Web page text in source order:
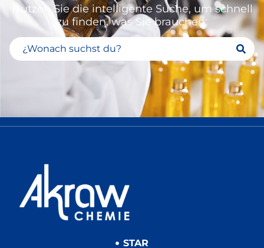
Nutzen Sie die intelligente Suche, um schnell
zu finden, was Sie brauchen:
STAR